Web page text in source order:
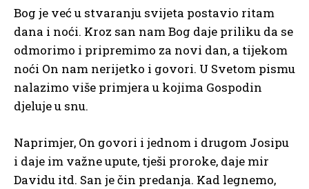
Bog je već u stvaranju svijeta postavio ritam
dana i noći. Kroz san nam Bog daje priliku da se
odmorimo i pripremimo za novi dan, a tijekom
noći On nam nerijetko i govori. U Svetom pismu
nalazimo više primjera u kojima Gospodin
djeluje u snu.
Naprimjer, On govori i jednom i drugom Josipu
i daje im važne upute, tješi proroke, daje mir
Davidu itd. San je čin predanja. Kad legnemo,